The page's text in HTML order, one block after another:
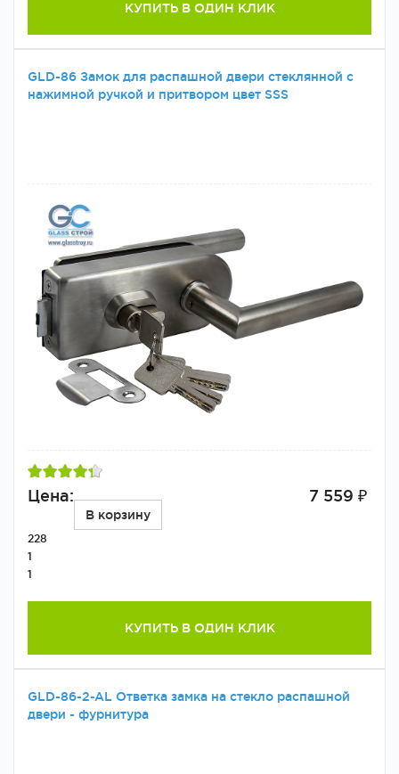
КУПИТЬ В ОДИН КЛИК
GLD-86 Замок для распашной двери стеклянной с
нажимной ручкой и притвором цвет SSS
Цена: 7 559 ₽
В корзину
228
1
1
КУПИТЬ В ОДИН КЛИК
GLD-86-2-AL Ответка замка на стекло распашной
двери - фурнитура